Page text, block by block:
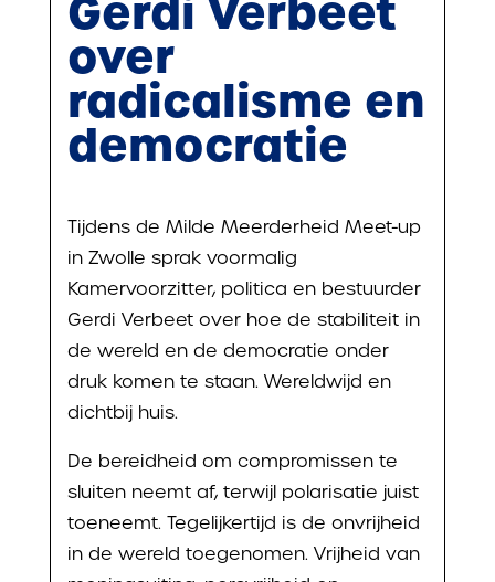
Gerdi Verbeet
over
radicalisme en
democratie
Tijdens de Milde Meerderheid Meet-up
in Zwolle sprak voormalig
Kamervoorzitter, politica en bestuurder
Gerdi Verbeet over hoe de stabiliteit in
de wereld en de democratie onder
druk komen te staan. Wereldwijd en
dichtbij huis.
De bereidheid om compromissen te
sluiten neemt af, terwijl polarisatie juist
toeneemt. Tegelijkertijd is de onvrijheid
in de wereld toegenomen. Vrijheid van